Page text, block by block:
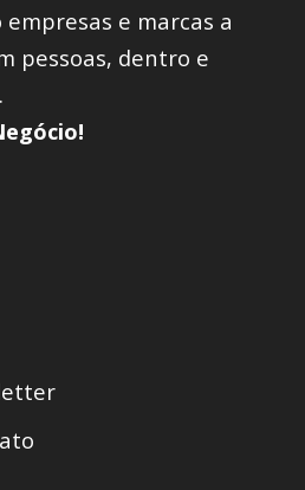
empresas e marcas a
pessoas, dentro e